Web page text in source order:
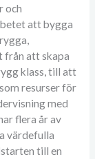
och
att bygga
från att skapa
klass, till att
resurser för
med
flera år av
värdefulla
till en